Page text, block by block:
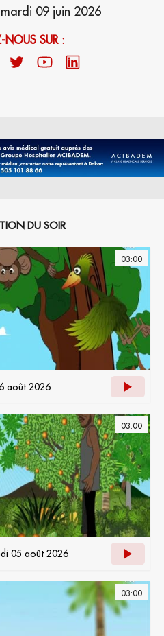
09 juin 2026
NOUS SUR :
DU SOIR
03:00
août 2026
03:00
05 août 2026
03:00